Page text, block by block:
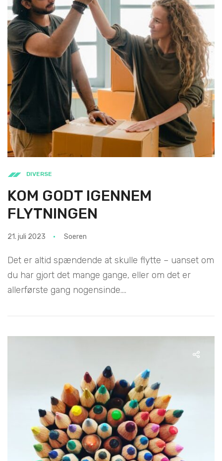
DIVERSE
KOM GODT IGENNEM
FLYTNINGEN
21. juli 2023 Soeren
Det er altid spændende at skulle flytte – uanset om
du har gjort det mange gange, eller om det er
allerførste gang nogensinde....